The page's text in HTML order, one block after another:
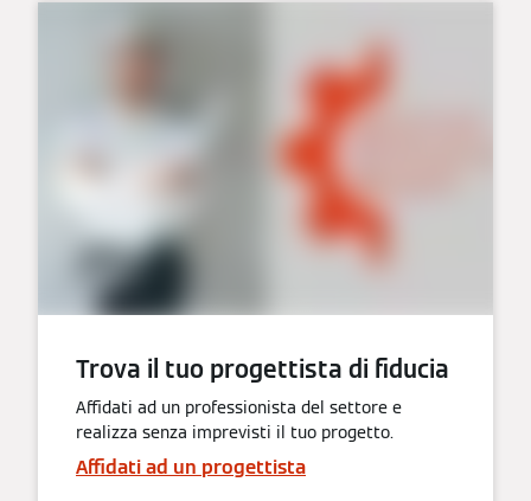
Trova il tuo progettista di fiducia
Affidati ad un professionista del settore e
realizza senza imprevisti il tuo progetto.
Affidati ad un progettista